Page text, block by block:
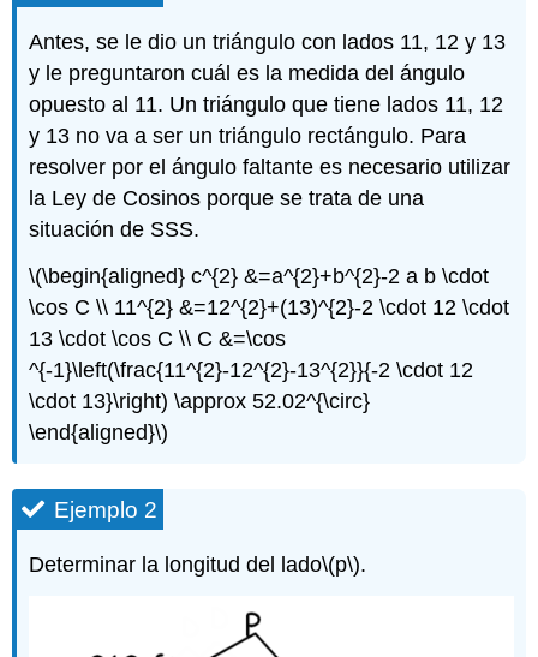
Antes, se le dio un triángulo con lados 11, 12 y 13
y le preguntaron cuál es la medida del ángulo
opuesto al 11. Un triángulo que tiene lados 11, 12
y 13 no va a ser un triángulo rectángulo. Para
resolver por el ángulo faltante es necesario utilizar
la Ley de Cosinos porque se trata de una
situación de SSS.
\(\begin{aligned} c^{2} &=a^{2}+b^{2}-2 a b \cdot
\cos C \\ 11^{2} &=12^{2}+(13)^{2}-2 \cdot 12 \cdot
13 \cdot \cos C \\ C &=\cos
^{-1}\left(\frac{11^{2}-12^{2}-13^{2}}{-2 \cdot 12
\cdot 13}\right) \approx 52.02^{\circ}
\end{aligned}\)
Ejemplo 2
Determinar la longitud del lado\(p\).